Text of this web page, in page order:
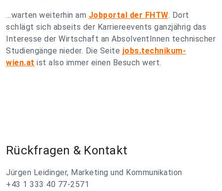
...warten weiterhin am Jobportal der FHTW. Dort
schlägt sich abseits der Karriereevents ganzjährig das
Interesse der Wirtschaft an AbsolventInnen technischer
Studiengänge nieder. Die Seite jobs.technikum-
wien.at ist also immer einen Besuch wert.
Rückfragen & Kontakt
Jürgen Leidinger, Marketing und Kommunikation
+43 1 333 40 77-2571